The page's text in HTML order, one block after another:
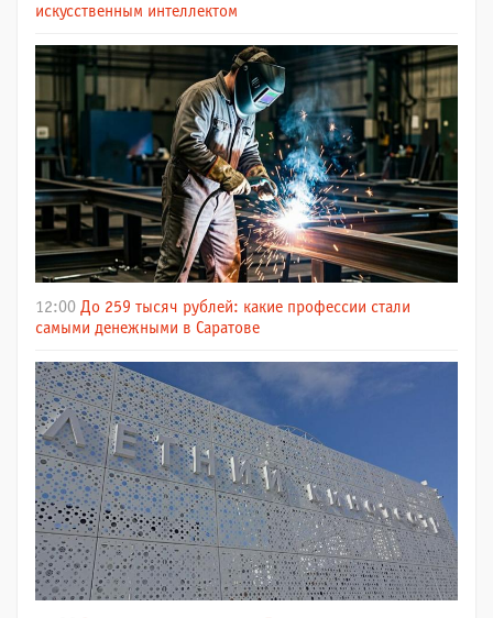
искусственным интеллектом
12:00 До 259 тысяч рублей: какие профессии стали
самыми денежными в Саратове